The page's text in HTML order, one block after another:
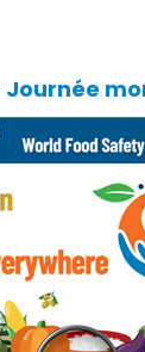
Journée